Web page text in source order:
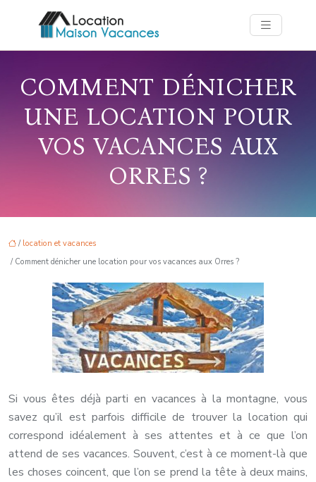
COMMENT DÉNICHER
UNE LOCATION POUR
VOS VACANCES AUX
ORRES ?
/ location et vacances
/ Comment dénicher une location pour vos vacances aux Orres ?
Si vous êtes déjà parti en vacances à la montagne, vous
savez qu’il est parfois difficile de trouver la location qui
correspond idéalement à ses attentes et à ce que l’on
attend de ses vacances. Souvent, c’est à ce moment-là que
les choses coincent, que l’on se prend la tête à deux mains,